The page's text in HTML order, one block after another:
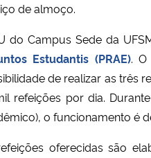
de almoço.
do Campus Sede da
Estudantis (PRAE). O
de realizar as três
refeições por dia.
o funcionamento é
oferecidas são